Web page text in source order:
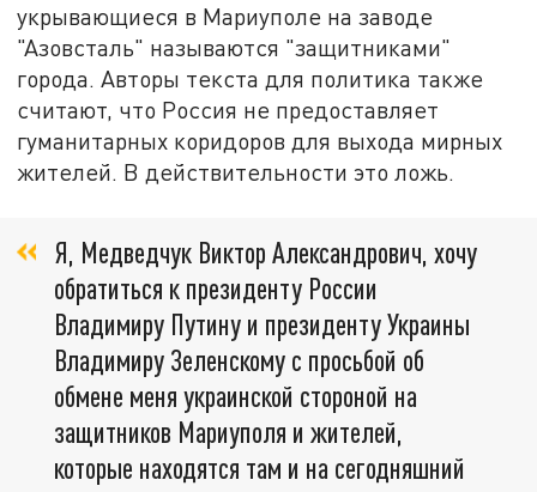
укрывающиеся в Мариуполе на заводе
"Азовсталь" называются "защитниками"
города. Авторы текста для политика также
считают, что Россия не предоставляет
гуманитарных коридоров для выхода мирных
жителей. В действительности это ложь.
Я, Медведчук Виктор Александрович, хочу
обратиться к президенту России
Владимиру Путину и президенту Украины
Владимиру Зеленскому с просьбой об
обмене меня украинской стороной на
защитников Мариуполя и жителей,
которые находятся там и на сегодняшний